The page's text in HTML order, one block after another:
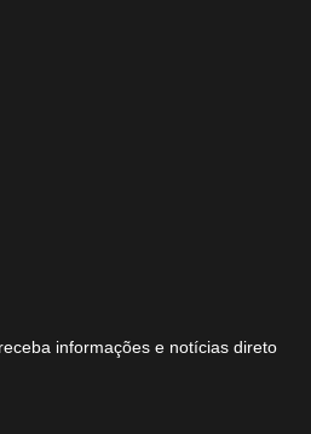
informações e notícias direto